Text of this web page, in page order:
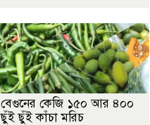
বেগুনের কেজি ১৫০ আর ৪০০
ছুঁই ছুঁই কাঁচা মরিচ